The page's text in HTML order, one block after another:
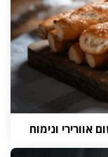
ונימוח